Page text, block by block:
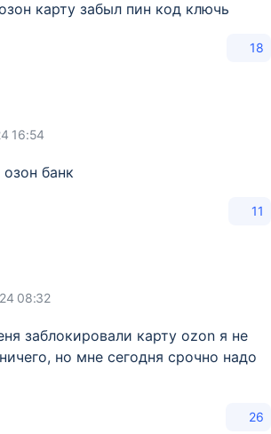
карту забыл пин код ключь
18
16:54
банк
11
08:32
заблокировали карту ozon я не
но мне сегодня срочно надо
26